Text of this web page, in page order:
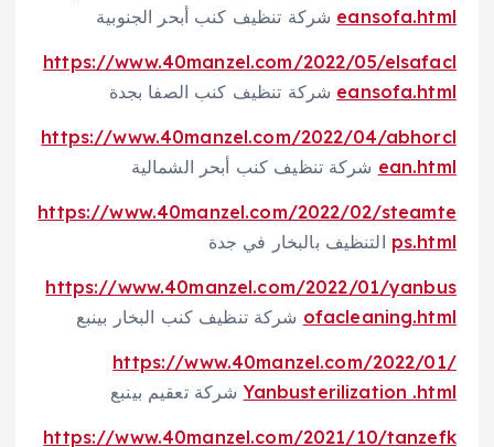
eansofa.html شركة تنظيف كنب أبحر الجنوبية
https://www.40manzel.com/2022/05/elsafacl
eansofa.html شركة تنظيف كنب الصفا بجدة
https://www.40manzel.com/2022/04/abhorcl
ean.html شركة تنظيف كنب أبحر الشمالية
https://www.40manzel.com/2022/02/steamte
ps.html التنظيف بالبخار في جدة
https://www.40manzel.com/2022/01/yanbus
ofacleaning.html شركة تنظيف كنب البخار بينبع
https://www.40manzel.com/2022/01/
Yanbusterilization .htmlشركة تعقيم بينبع
https://www.40manzel.com/2021/10/tanzefk